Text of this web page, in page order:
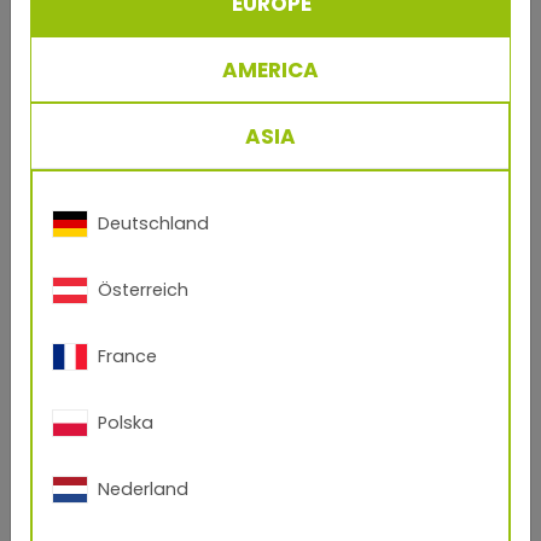
nombre*
direccion
teléfono
Su mensaje
AMERICA
ASIA
Deutschland
Österreich
France
Polska
Nederland